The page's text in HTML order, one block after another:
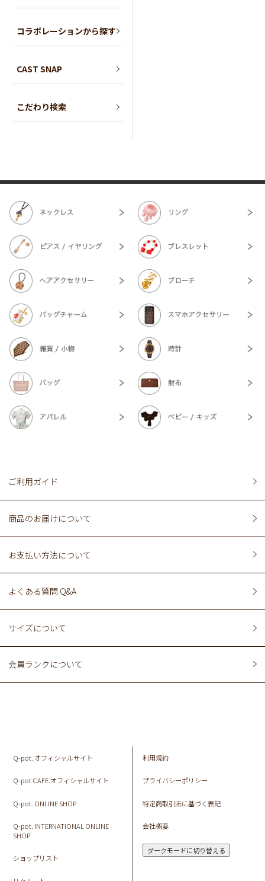
コラボレーションから探す
CAST SNAP
こだわり検索
ご利用ガイド
商品のお届けについて
お支払い方法について
よくある質問 Q&A
サイズについて
会員ランクについて
Q-pot. オフィシャルサイト
Q-pot CAFE.オフィシャルサイト
Q-pot. ONLINE SHOP
Q-pot. INTERNATIONAL ONLINE
SHOP
ショップリスト
利用規約
プライバシーポリシー
特定商取引法に基づく表記
会社概要
ダークモードに切り替える